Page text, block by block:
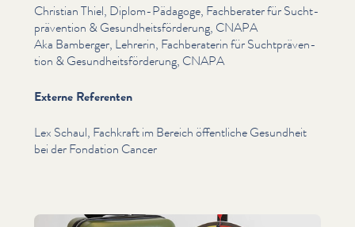
Christian Thiel, Diplom-Pädagoge, Fachberater für Sucht­
präven­tion & Gesund­heits­förderung, CNAPA
Aka Bamberger, Lehrerin, Fach­ber­a­terin für Sucht­präven­
tion & Gesund­heits­förderung, CNAPA
Externe Referenten
Lex Schaul, Fachkraft im Bereich öffentliche Gesundheit
bei der Fondation Cancer